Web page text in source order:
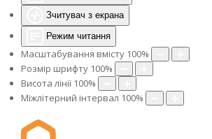
Зчитувач з екрана
Режим читання
Масштабування вмісту 100%
Розмір шрифту 100%
Висота лінії 100%
Міжлітерний інтервал 100%